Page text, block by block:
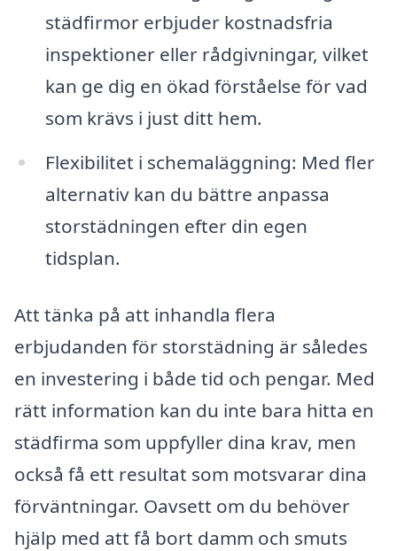
städfirmor erbjuder kostnadsfria
inspektioner eller rådgivningar, vilket
kan ge dig en ökad förståelse för vad
som krävs i just ditt hem.
Flexibilitet i schemaläggning: Med fler
alternativ kan du bättre anpassa
storstädningen efter din egen
tidsplan.
Att tänka på att inhandla flera
erbjudanden för storstädning är således
en investering i både tid och pengar. Med
rätt information kan du inte bara hitta en
städfirma som uppfyller dina krav, men
också få ett resultat som motsvarar dina
förväntningar. Oavsett om du behöver
hjälp med att få bort damm och smuts